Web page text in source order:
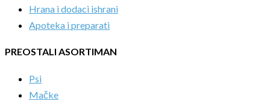
Hrana i dodaci ishrani
Apoteka i preparati
PREOSTALI ASORTIMAN
Psi
Mačke